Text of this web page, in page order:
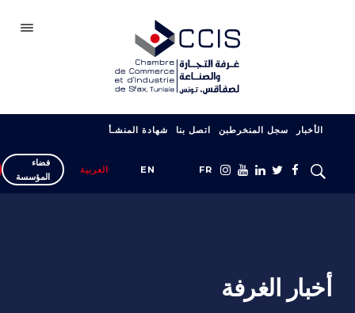
الغرفة
سجل انخراطك
الأخبار سجل المنخرطبن اتصل بنا شهادة المنشـأ
FR
EN العربية
فضاء
المؤسسة
أخبار الغرفة